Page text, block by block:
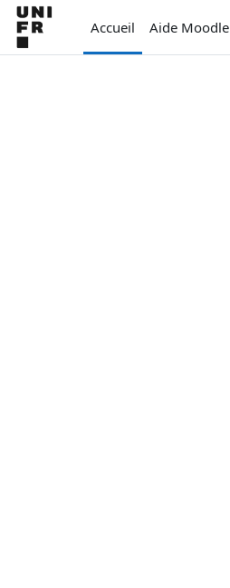
Passer au contenu principal
Accueil
Aide Moodle